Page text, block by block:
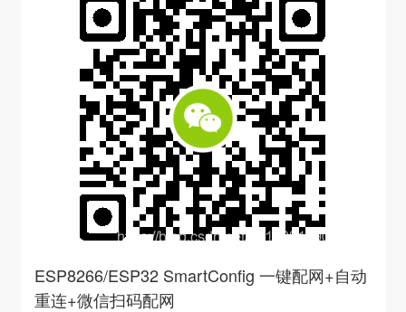
ESP8266/ESP32 SmartConfig 一键配网+自动
重连+微信扫码配网